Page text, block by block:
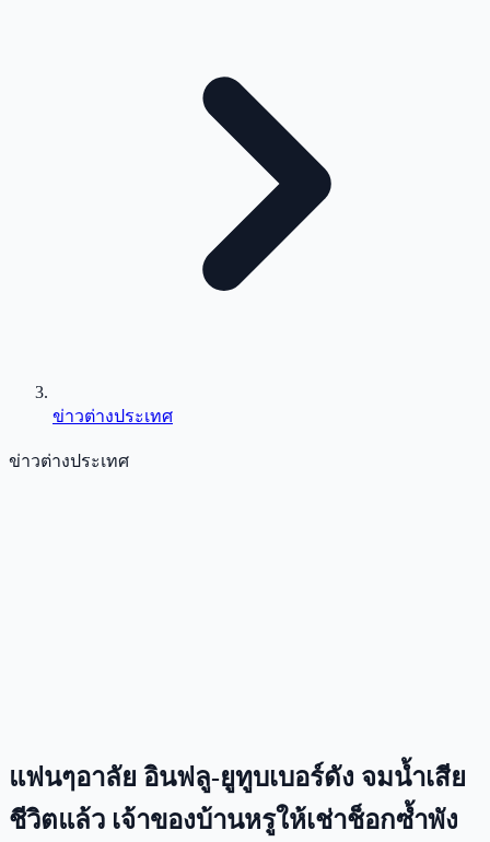
ข่าวต่างประเทศ
ข่าวต่างประเทศ
แฟนๆอาลัย อินฟลู-ยูทูบเบอร์ดัง จมน้ำเสีย
ชีวิตแล้ว เจ้าของบ้านหรูให้เช่าช็อกซ้ำพัง